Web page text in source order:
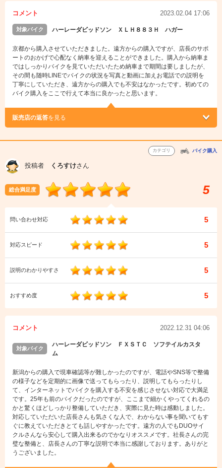
コメント 2023.02.04 17:06
対象バイク ハーレーダビッドソン ＸＬＨ８８３Ｈ ハガー
京都から購入させていただきました。遠方からの購入ですが、店長のサポ
ートのおかげで心配なく納車を迎えることができました。購入から納車ま
ではしっかりバイクを見ていただいたため納車まで期間は要しましたが、
その間も随時LINEでバイクの状況を写真と動画に加えお電話での説明を
丁寧にしていただき、遠方からの購入でも不安はなかったです。初めての
バイク購入をここで行えて本当に良かったと思います。
販売店の返答を見る
カテゴリ バイク購入
投稿者 くろすけさん
総合満足度 5
問い合わせ対応 5
対応スピード 5
説明のわかりやすさ 5
おすすめ度 5
コメント 2022.12.31 04:06
対象バイク
ハーレーダビッドソン ＦＸＳＴＣ ソフテイルカスタ
ム
新潟からの購入で現車確認等が難しかったのですが、電話やSNS等で整備
の様子などを定期的に画像で送ってもらったり、説明してもらったりし
て、インターネットでバイクを購入する不安を感じさせない対応で大満足
です。25年も前のバイクだったのですが、ここまで細かくやってくれるの
かと驚くほどしっかり整備していただき、実際に見た時は感動しました。
対応していただいた店長さんも気さくな人で、わからない事を聞いてもす
ぐに教えていただきとても話しやすかったです。遠方の人でもDUOサイ
クルさんなら安心して購入出来るのでかなりオススメです。社長さんの完
璧な整備と、店長さんの丁寧な説明で本当に感謝しております。ありがと
うございました。